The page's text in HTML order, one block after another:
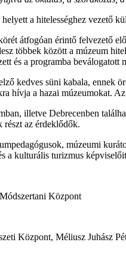
a hitelességhez vezető
átfogóan érintő felvezető
többek között a múzeum
és a programba
kedves süni kabala,
hívja a hazai múzeumokat. Az
illetve Debrecenben
részt az érdeklődők.
múzeumi
a kulturális turizmus
Központ
Központ, Méliusz Juhász